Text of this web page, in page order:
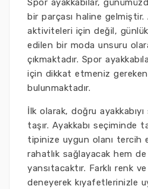
Spor ayakkabılar,
bir parçası haline
aktiviteleri için değil,
edilen bir moda unsuru
çıkmaktadır. Spor
için dikkat etmeniz
bulunmaktadır.
İlk olarak, doğru
taşır. Ayakkabı seçiminde
tipinize uygun olanı tercih
rahatlık sağlayacak hem
yansıtacaktır. Farklı renk
deneyerek kıyafetlerinizle